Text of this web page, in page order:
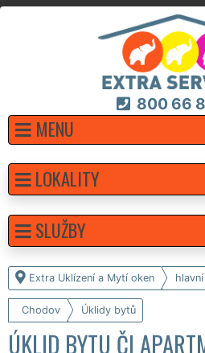
800 66
MENU
Extra Uklízení a Mytí oken
Chodov Úklidy bytů
ÚKLID BYTU ČI
LOKALITY
SLUŽBY